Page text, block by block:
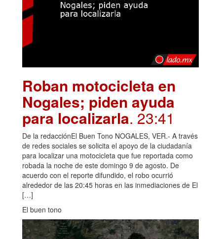
Roban motocicleta en
Nogales; piden ayuda
para localizarla. 23:41
De la redacciónEl Buen Tono NOGALES, VER.- A través
de redes sociales se solicita el apoyo de la ciudadanía
para localizar una motocicleta que fue reportada como
robada la noche de este domingo 9 de agosto. De
acuerdo con el reporte difundido, el robo ocurrió
alrededor de las 20:45 horas en las inmediaciones de El
[…]
El buen tono